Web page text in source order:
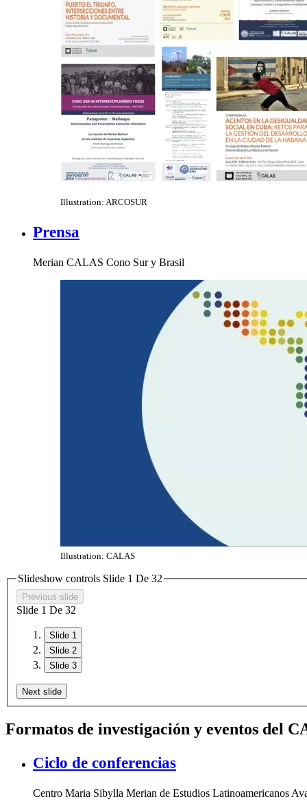
Illustration: ARCOSUR
Prensa
Merian CALAS Cono Sur y Brasil
Illustration: CALAS
Slideshow controls Slide 1 De 32
Previous slide
Slide 1 De 32
Slide 1
Slide 2
Slide 3
Next slide
Formatos de investigación y eventos del
Ciclo de conferencias
Centro Maria Sibylla Merian de Estudios Latinoamericanos